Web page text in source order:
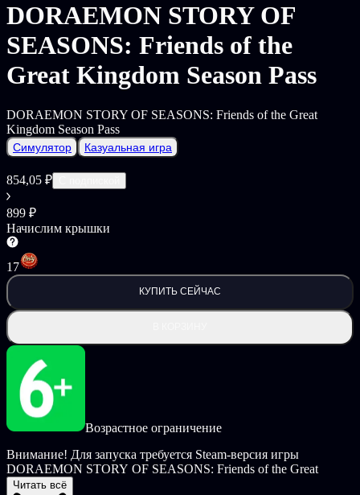
DORAEMON STORY OF
SEASONS: Friends of the
Great Kingdom Season Pass
DORAEMON STORY OF SEASONS: Friends of the Great
Kingdom Season Pass
Симулятор Казуальная игра
854,05 ₽
899 ₽
Начислим крышки
17
КУПИТЬ СЕЙЧАС
Возрастное ограничение
Внимание! Для запуска требуется Steam-версия игры
DORAEMON STORY OF SEASONS: Friends of the Great
Kingdom.
Читать всё